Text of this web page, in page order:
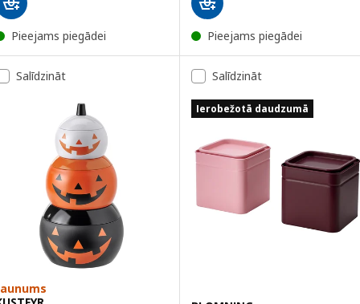
Pieejams piegādei Pieejams piegādei
Salīdzināt Salīdzināt
Ierobežotā daudzumā